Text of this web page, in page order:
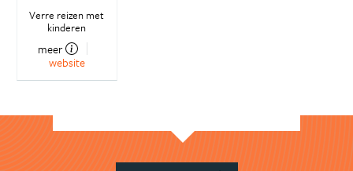
Verre reizen met
kinderen
meer
website